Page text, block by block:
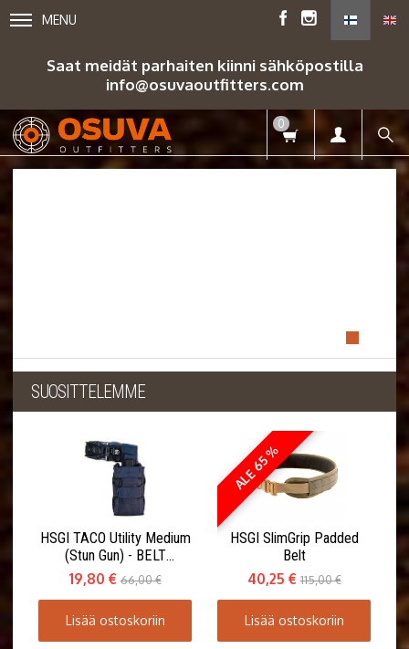
MENU
Saat meidät parhaiten kiinni sähköpostilla
info@osuvaoutfitters.com
0
SUOSITTELEMME
HSGI TACO Utility Medium
(Stun Gun) - BELT
MOUNT(ABM)
19,80 € 66,00 €
Lisää ostoskoriin
ALE 65 %
HSGI SlimGrip Padded
Belt
40,25 € 115,00 €
Lisää ostoskoriin